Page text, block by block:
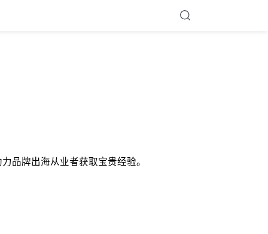
品牌出海从业者获取宝贵经验。